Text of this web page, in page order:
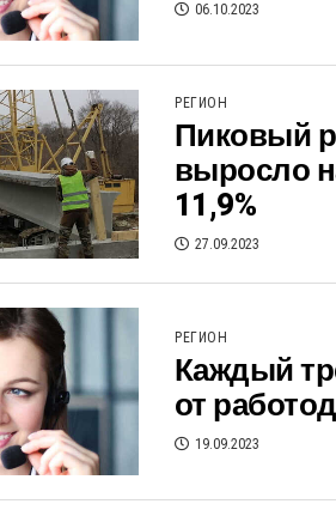
06.10.2023
РЕГИОН
Пиковый
выросло
11,9%
27.09.2023
РЕГИОН
Каждый
от
19.09.2023